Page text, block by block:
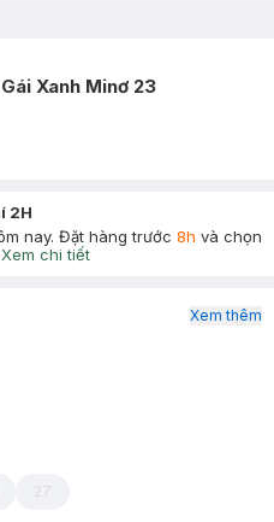
Xanh Minơ 23
2H
nay. Đặt hàng trước 8h và chọn
Xem chi tiết
27
Xem thêm